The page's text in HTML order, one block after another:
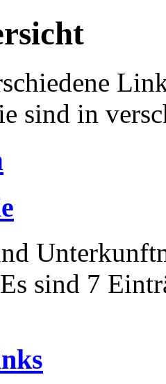
sind in
sind 7